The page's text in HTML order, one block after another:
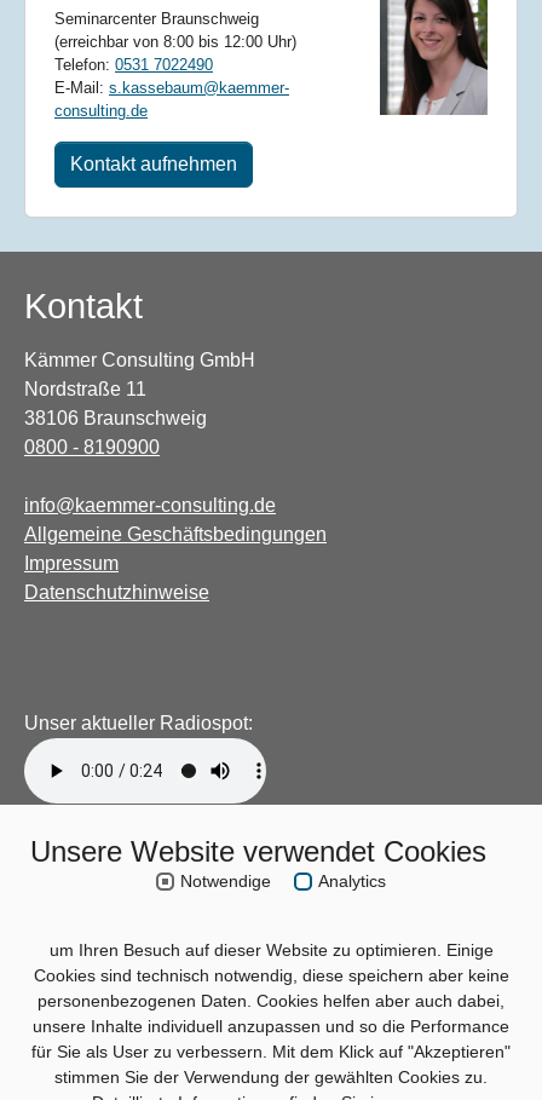
Seminarcenter Braunschweig
(erreichbar von 8:00 bis 12:00 Uhr)
Telefon: 0531 7022490
E-Mail: s.kassebaum@kaemmer-
consulting.de
Kontakt aufnehmen
Kontakt
Kämmer Consulting GmbH
Nordstraße 11
38106 Braunschweig
0800 - 8190900
info@kaemmer-consulting.de
Allgemeine Geschäftsbedingungen
Impressum
Datenschutzhinweise
Unser aktueller Radiospot:
Unsere Website verwendet Cookies
Notwendige Analytics
um Ihren Besuch auf dieser Website zu optimieren. Einige
Cookies sind technisch notwendig, diese speichern aber keine
personenbezogenen Daten. Cookies helfen aber auch dabei,
unsere Inhalte individuell anzupassen und so die Performance
für Sie als User zu verbessern. Mit dem Klick auf "Akzeptieren"
stimmen Sie der Verwendung der gewählten Cookies zu.